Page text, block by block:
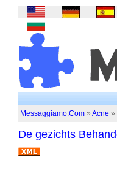
Messaggiamo.Com » Acne »
De gezichts